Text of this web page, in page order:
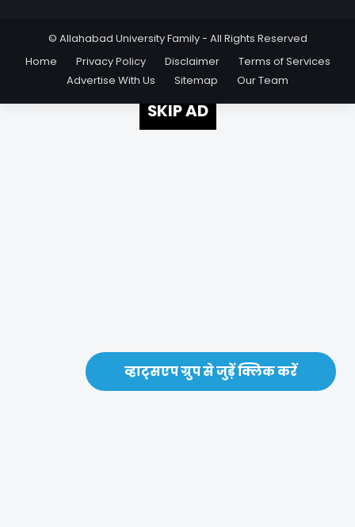
व्हाट्सएप ग्रुप से जुड़ें क्लिक करें
© Allahabad University Family - All Rights Reserved
Home
Privacy Policy Disclaimer
Terms of Services
Advertise With Us
Sitemap Our Team
SKIP AD